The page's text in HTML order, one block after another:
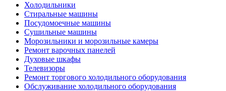
Холодильники
Стиральные машины
Посудомоечные машины
Сушильные машины
Морозильники и морозильные камеры
Ремонт варочных панелей
Духовые шкафы
Телевизоры
Ремонт торгового холодильного оборудования
Обслуживание холодильного оборудования